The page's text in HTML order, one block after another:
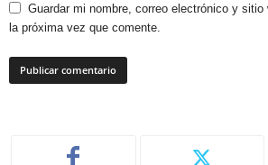
Guardar mi nombre, correo electrónico y sitio
la próxima vez que comente.